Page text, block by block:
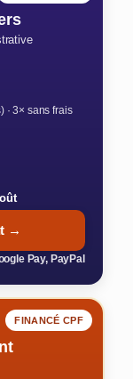
· 3× sans frais
→
Pay, PayPal
FINANCÉ CPF